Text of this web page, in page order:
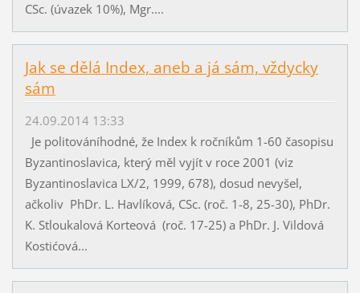
CSc. (úvazek 10%), Mgr....
Jak se dělá Index, aneb a já sám, vždycky
sám
24.09.2014 13:33
Je politováníhodné, že Index k ročníkům 1-60 časopisu
Byzantinoslavica, který měl vyjít v roce 2001 (viz
Byzantinoslavica LX/2, 1999, 678), dosud nevyšel,
ačkoliv PhDr. L. Havlíková, CSc. (roč. 1-8, 25-30), PhDr.
K. Stloukalová Korteová (roč. 17-25) a PhDr. J. Vildová
Kostićová...